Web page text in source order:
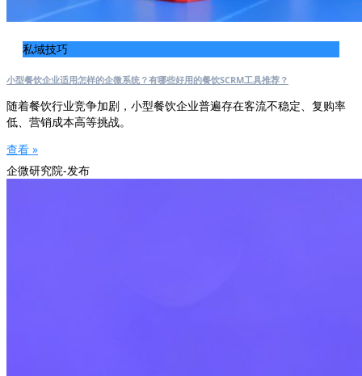
私域技巧
小型餐饮企业适用怎样的企微系统？有哪些好用的餐饮SCRM工具推荐？
随着餐饮行业竞争加剧，小型餐饮企业普遍存在客流不稳定、复购率
低、营销成本高等挑战。
查看 »
企微研究院-发布